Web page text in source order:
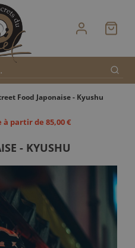
Food Japonaise - Kyushu
partir de 85,00 €
- KYUSHU